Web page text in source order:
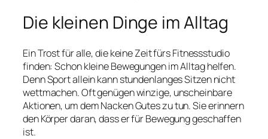
Die kleinen Dinge im Alltag
Ein Trost für alle, die keine Zeit fürs Fitnessstudio
finden: Schon kleine Bewegungen im Alltag helfen.
Denn Sport allein kann stundenlanges Sitzen nicht
wettmachen. Oft genügen winzige, unscheinbare
Aktionen, um dem Nacken Gutes zu tun. Sie erinnern
den Körper daran, dass er für Bewegung geschaffen
ist.